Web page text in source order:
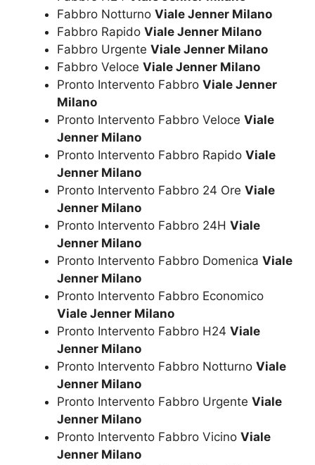
Fabbro Notturno Viale Jenner Milano
Fabbro Rapido Viale Jenner Milano
Fabbro Urgente Viale Jenner Milano
Fabbro Veloce Viale Jenner Milano
Pronto Intervento Fabbro Viale Jenner
Milano
Pronto Intervento Fabbro Veloce Viale
Jenner Milano
Pronto Intervento Fabbro Rapido Viale
Jenner Milano
Pronto Intervento Fabbro 24 Ore Viale
Jenner Milano
Pronto Intervento Fabbro 24H Viale
Jenner Milano
Pronto Intervento Fabbro Domenica Viale
Jenner Milano
Pronto Intervento Fabbro Economico
Viale Jenner Milano
Pronto Intervento Fabbro H24 Viale
Jenner Milano
Pronto Intervento Fabbro Notturno Viale
Jenner Milano
Pronto Intervento Fabbro Urgente Viale
Jenner Milano
Pronto Intervento Fabbro Vicino Viale
Jenner Milano